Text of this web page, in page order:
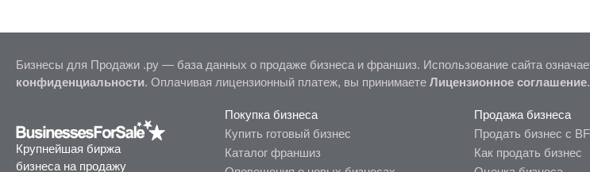
Бизнесы для Продажи .ру — база данных о продаже бизнеса и франшиз. Использование сайта
конфиденциальности. Оплачивая лицензионный платеж, вы принимаете Лицензионное соглашение.
Крупнейшая биржа
бизнеса на продажу
Покупка бизнеса
Купить готовый бизнес
Каталог франшиз
Продажа бизнеса
Продать бизнес с
Как продать бизнес